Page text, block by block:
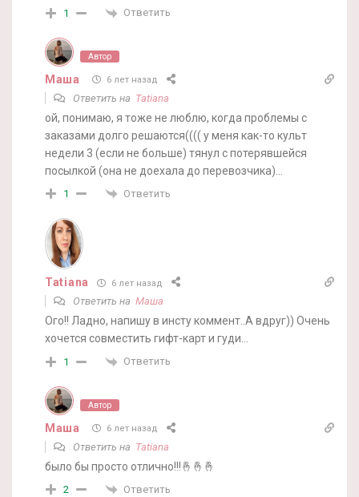
1 Ответить
Автор
Маша 6 лет назад
Ответить на Tatiana
ой, понимаю, я тоже не люблю, когда проблемы с
заказами долго решаются(((( у меня как-то культ
недели 3 (если не больше) тянул с потерявшейся
посылкой (она не доехала до перевозчика)…
1 Ответить
Tatiana 6 лет назад
Ответить на Маша
Ого!! Ладно, напишу в инсту коммент..А вдруг)) Очень
хочется совместить гифт-карт и гуди…
1 Ответить
Автор
Маша 6 лет назад
Ответить на Tatiana
было бы просто отлично!!!🤞🤞🤞
2 Ответить